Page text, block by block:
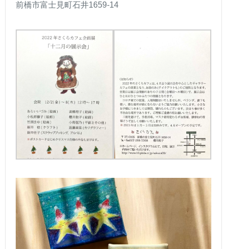
前橋市富士見町石井1659-14